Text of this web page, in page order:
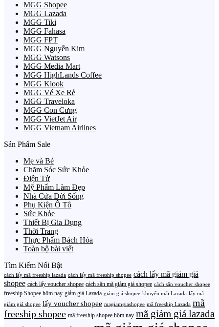
MGG Shopee
MGG Lazada
MGG Tiki
MGG Fahasa
MGG FPT
MGG Nguyễn Kim
MGG Watsons
MGG Media Mart
MGG HighLands Coffee
MGG Klook
MGG Vé Xe Rẻ
MGG Traveloka
MGG Con Cưng
MGG VietJet Air
MGG Vietnam Airlines
Sản Phẩm Sale
Mẹ và Bé
Chăm Sóc Sức Khỏe
Điện Tử
Mỹ Phẩm Làm Đẹp
Nhà Cửa Đời Sống
Phụ Kiện Ô Tô
Sức Khỏe
Thiết Bị Gia Dụng
Thời Trang
Thực Phẩm Bách Hóa
Toàn bộ bài viết
Tìm Kiếm Nổi Bật
cách lấy mã freeship lazada cách lấy mã freeship shopee cách lấy mã giảm giá
shopee cách lấy voucher shopee cách săn mã giảm giá shopee cách săn voucher shopee
freeship Shopee hôm nay giảm giá Lazada giảm giá shopee khuyến mãi Lazada lấy mã
giảm giá shopee lấy voucher shopee magiamgiashopee mã freeship Lazada mã
freeship shopee mã freeship shopee hôm nay mã giảm giá lazada